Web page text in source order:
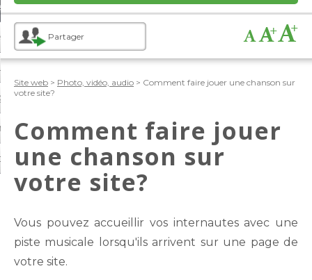
d'achats virtuels
et marketing
et protection
de compte
nous
Partager
Site web > Photo, vidéo, audio > Comment faire jouer une chanson sur
votre site?
Comment faire jouer
une chanson sur
votre site?
Vous pouvez accueillir vos internautes avec une
piste musicale lorsqu'ils arrivent sur une page de
votre site.